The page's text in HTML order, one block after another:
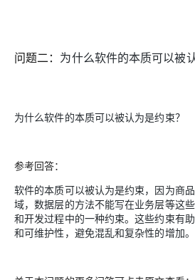
问题二： 为什么软件的本质可以被
为什么软件的本质可以被认为是约束？
参考回答：
软件的本质可以被认为是约束，因为商
域，数据层的方法不能写在业务层等这
和开发过程中的一种约束。这些约束有
和可维护性，避免混乱和复杂性的增加。